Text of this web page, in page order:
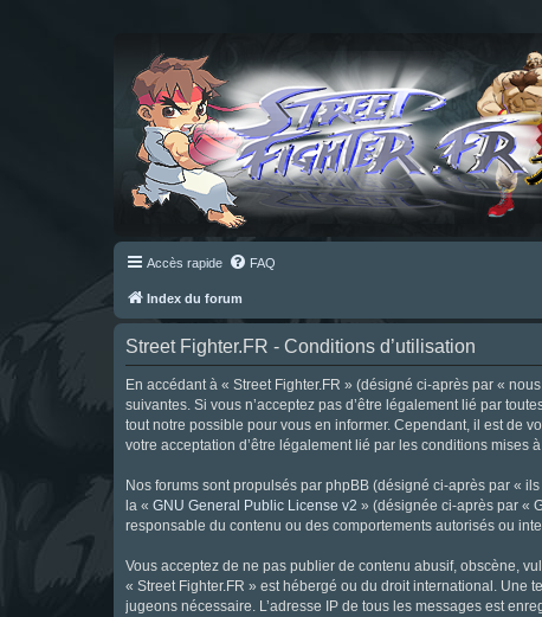
Accès rapide FAQ
Index du forum
Street Fighter.FR - Conditions d’utilisation
En accédant à « Street Fighter.FR » (désigné ci-après par «
suivantes. Si vous n’acceptez pas d’être légalement lié par
tout notre possible pour vous en informer. Cependant, il est de
votre acceptation d’être légalement lié par les conditions mises
Nos forums sont propulsés par phpBB (désigné ci-après par «
la « GNU General Public License v2 » (désignée ci-après par «
responsable du contenu ou des comportements autorisés ou
Vous acceptez de ne pas publier de contenu abusif, obscène,
« Street Fighter.FR » est hébergé ou du droit international. Une
jugeons nécessaire. L’adresse IP de tous les messages est